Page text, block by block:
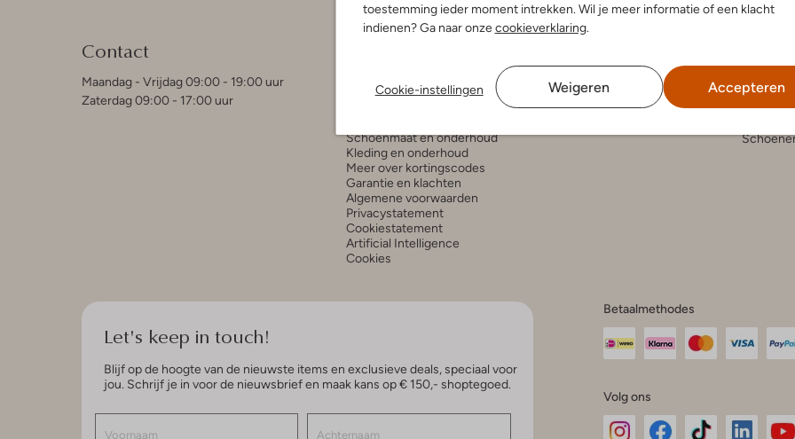
toestemming ieder moment intrekken. Wil je meer informatie of een klacht
indienen? Ga naar onzecookieverklaring.
Cookie-instellingen Weigeren Accepteren
Contact
Maandag - Vrijdag 09:00 - 19:00 uur
Zaterdag 09:00 - 17:00 uur
Klantenservice
Betaalmogelijkheden
Schoenmaat en onderhoud
Kleding en onderhoud
Meer over kortingscodes
Garantie en klachten
Algemene voorwaarden
Privacystatement
Cookiestatement
Artificial Intelligence
Cookies
Account
Veelgestelde vragen
Bekijk alle
Let's keep in touch!
Blijf op de hoogte van de nieuwste items en exclusieve deals, speciaal voor
jou. Schrijf je in voor de nieuwsbrief en maak kans op € 150,- shoptegoed.
Betaalmethodes
Volg ons